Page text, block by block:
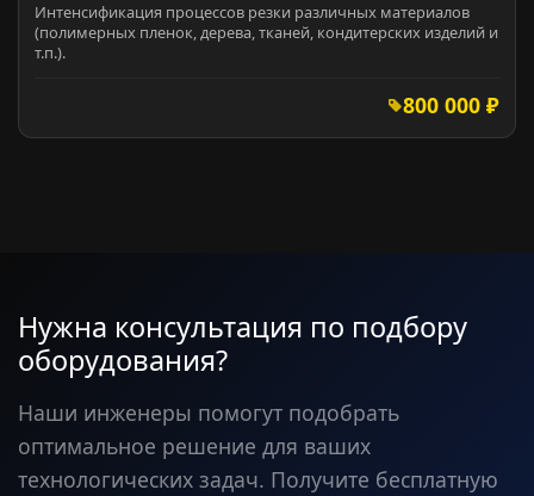
Интенсификация процессов резки различных материалов
(полимерных пленок, дерева, тканей, кондитерских изделий и
т.п.).
800 000 ₽
Нужна консультация по подбору
оборудования?
Наши инженеры помогут подобрать
оптимальное решение для ваших
технологических задач. Получите бесплатную